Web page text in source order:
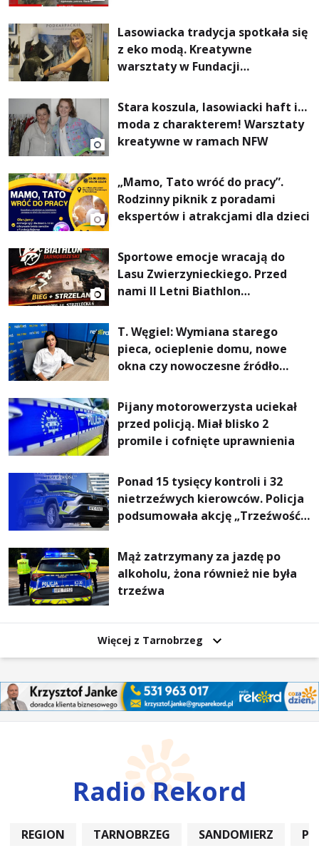
Lasowiacka tradycja spotkała się
z eko modą. Kreatywne
warsztaty w Fundacji
Stara koszula, lasowiacki haft i…
moda z charakterem! Warsztaty
kreatywne w ramach NFW
„Mamo, Tato wróć do pracy”.
Rodzinny piknik z poradami
ekspertów i atrakcjami dla dzieci
Sportowe emocje wracają do
Lasu Zwierzynieckiego. Przed
nami II Letni Biathlon
T. Węgiel: Wymiana starego
pieca, ocieplenie domu, nowe
okna czy nowoczesne źródło
rachunki za energię, lepszy
komfort życia i... czystsze
powietrze
Pijany motorowerzysta uciekał
przed policją. Miał blisko 2
promile i cofnięte uprawnienia
Ponad 15 tysięcy kontroli i 32
nietrzeźwych kierowców. Policja
podsumowała akcję „Trzeźwość”
Mąż zatrzymany za jazdę po
alkoholu, żona również nie była
trzeźwa
Więcej z Tarnobrzeg
Radio Rekord
REGION TARNOBRZEG SANDOMIERZ